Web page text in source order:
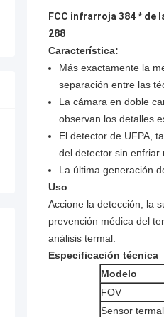
FCC infrarroja 384 * de
288
Característica:
Más exactamente la
separación entre las
La cámara en doble
observan los detalles
El detector de UFPA,
del detector sin enfriar
La última generación
Uso
Accione la detección, la
prevención médica del
análisis termal.
Especificación técnica
Modelo
FOV
Sensor termal